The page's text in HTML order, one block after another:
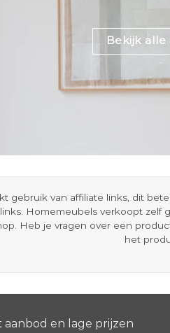
Bekijk alle
gebruik van affiliate links, dit
Homemeubels verkoopt
Heb je vragen over een
het
aanbod en lage prijzen